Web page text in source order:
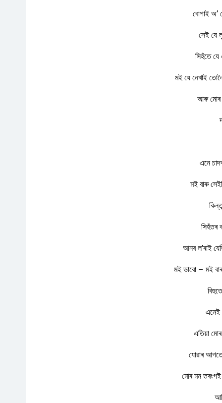
বোপাই অ’
সেই যে
সিহঁতে যে
মই যে নেখাই
আৰু মোৰ
এনে
মই বাৰু
সিহঁতৰ
আনৰ ল’ৰাই
মই ভাবো – মই
এনেই
এতিয়া
যোৱাৰ আগতে
মোৰ মন